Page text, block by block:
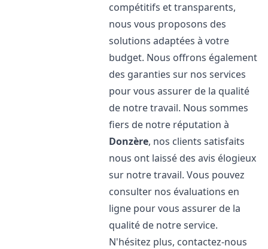
compétitifs et transparents,
nous vous proposons des
solutions adaptées à votre
budget. Nous offrons également
des garanties sur nos services
pour vous assurer de la qualité
de notre travail. Nous sommes
fiers de notre réputation à
Donzère, nos clients satisfaits
nous ont laissé des avis élogieux
sur notre travail. Vous pouvez
consulter nos évaluations en
ligne pour vous assurer de la
qualité de notre service.
N'hésitez plus, contactez-nous